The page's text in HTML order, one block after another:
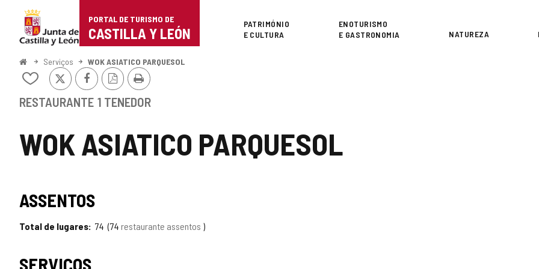
Portal
de
Turismo
Castilla
León
PORTAL DE TURISMO DE
CASTILLA Y LEÓN
Superior
PATRIMÓNIO
E CULTURA
ENOTURISMO
E GASTRONOMIA
NATUREZA
ComeçoServiços WOK ASIATICO PARQUESOL
WOK ASIATICO PARQUESOL
Adicionar
remover
cadernos
x FacebookVersão
PDF
Imprimir
TIPO
RESTAURANTE 1 TENEDOR
ASSENTOS
Total de lugares 74 74 restaurante assentos
SERVIÇOS